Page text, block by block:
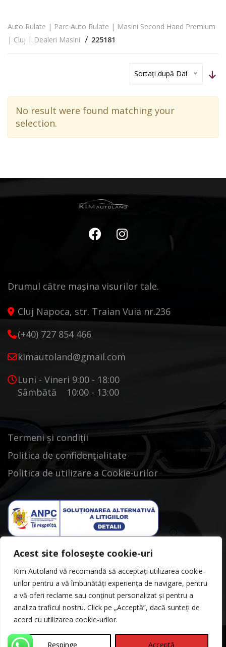
Acest site folosește cookie-uri
Kim Autoland vă recomandă să acceptați utilizarea cookie-
urilor pentru a vă îmbunătăți experiența de navigare, pentru
a vă oferi reclame sau conținut personalizat și pentru a
analiza traficul nostru. Click pe „Acceptă”, dacă sunteți de
acord cu utilizarea cookie-urilor.
Respinge Acceptă
Auto Rulate | Parc Auto Rulate | Masini Second Hand Premium
| Cluj | Dealeri Masini
225181
Sortați după Dată
No result were found matching your
selection.
Drumul către mașina visurilor tale.
Cluj Napoca, str. Traian Vuia nr.236
(+40) 727 854 466
kimautoland@gmail.com
Luni - Vineri 9:00 - 18:00
Sâmbătă 10:00 - 13:00
Termeni și condiții
Politica de confidențialitate
Politica de utilizare a Cookie-urilor